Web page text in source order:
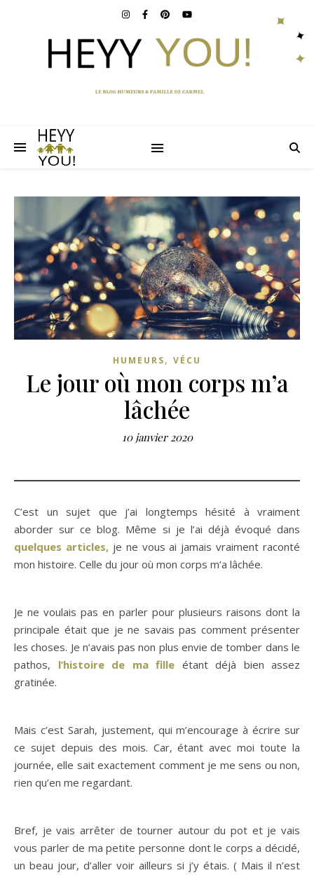
HUMEURS, VÉCU
Le jour où mon corps m’a
lâchée
10 janvier 2020
C’est un sujet que j’ai longtemps hésité à vraiment
aborder sur ce blog. Même si je l’ai déjà évoqué dans
quelques articles,je ne vous ai jamais vraiment raconté
mon histoire. Celle du jour où mon corps m’a lâchée.
Je ne voulais pas en parler pour plusieurs raisons dont la
principale était que je ne savais pas comment présenter
les choses. Je n’avais pas non plus envie de tomber dans le
pathos, l’histoire de ma fille étant déjà bien assez
gratinée.
Mais c’est Sarah, justement, qui m’encourage à écrire sur
ce sujet depuis des mois. Car, étant avec moi toute la
journée, elle sait exactement comment je me sens ou non,
rien qu’en me regardant.
Bref, je vais arrêter de tourner autour du pot et je vais
vous parler de ma petite personne dont le corps a décidé,
un beau jour, d’aller voir ailleurs si j’y étais. ( Mais il n’est